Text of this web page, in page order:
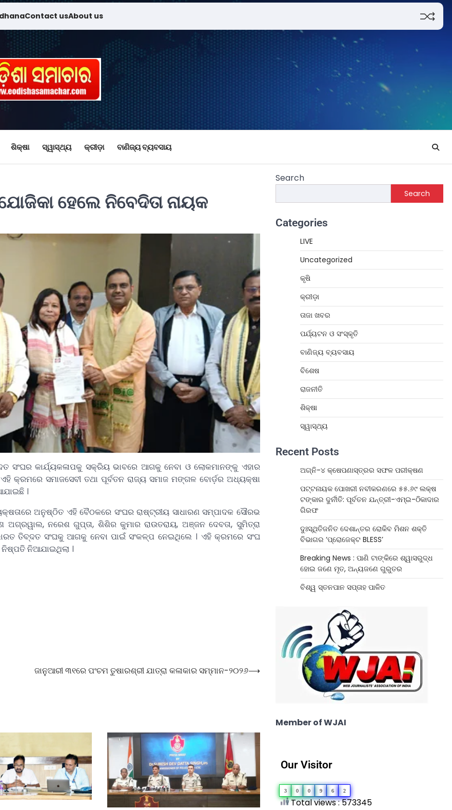
Contact usAbout us
ଶିକ୍ଷା ସ୍ୱାସ୍ଥ୍ୟ କ୍ରୀଡ଼ା ବାଣିଜ୍ୟ ବ୍ୟବସାୟ
ହେଲେ ନିବେଦିତା ନାୟକ
ସଂଘର କାର୍ଯ୍ୟକଳାପକୁ ସକ୍ରିୟ ଭାବରେ ଆଗକୁ ନେବା ଓ ଲୋକମାନଙ୍କୁ ଏହାର
କ୍ରମରେ ସମାଜସେବୀ ତଥା ପୂର୍ବତନ ରାଜ୍ୟ ସମାଜ ମଙ୍ଗଳ ବୋର୍ଡ଼ର ଅଧ୍ୟକ୍ଷା
।
ଅନୁଷ୍ଠିତ ଏହି ବୈଠକରେ ସଂଘର ରାଷ୍ଟ୍ରୀୟ ସାଧାରଣ ସମ୍ପାଦକ ସୌରଭ
ଅଗ୍ରୱାଲ, ନରେଶ ଗୁପ୍ତା, ଶିଶିର କୁମାର ରାଉତରାୟ, ଅଞ୍ଜନ ଦେବତା, ସୁମିତ୍ରା
ତିବ୍ଦତ ସଂଘକୁ ଆଗକୁ ନେବା ପାଇଁ ସଂକଳ୍ପ ନେଇଥିଲେ । ଏହି କ୍ରମରେ ସଂଘ
ନିଆଯାଇଥିଲା ।
ଜାନୁଆରୀ ୩୧ରେ ପଂଚମ ତୁଷାରଶ୍ରୀ ଯାତ୍ରା କଳାକାର ସମ୍ମାନ-୨୦୨୬⟶
Search
Search
Categories
LIVE
Uncategorized
କୃଷି
କ୍ରୀଡ଼ା
ତାଜା ଖବର
ପର୍ଯ୍ୟଟନ ଓ ସଂସ୍କୃତି
ବାଣିଜ୍ୟ ବ୍ୟବସାୟ
ବିଶେଷ
ରାଜନୀତି
ଶିକ୍ଷା
ସ୍ୱାସ୍ଥ୍ୟ
Recent Posts
ଅଗ୍ନି-୪ କ୍ଷେପଣାସ୍ତ୍ରର ସଫଳ ପରୀକ୍ଷଣ
ପଟ୍ଟନାୟକ ପୋଖରୀ ନବୀକରଣରେ ୫୫.୬୯ ଲକ୍ଷ
ଟଙ୍କାର ଦୁର୍ନୀତି: ପୂର୍ବତନ ଯନ୍ତ୍ରୀ-ଏମ୍‌ଇ-ଠିକାଦାର
ଗିରଫ
ଦୁଃସ୍ଥିତିଜନିତ ଦେଶାନ୍ତର ରୋକିବ ମିଶନ ଶକ୍ତି
ବିଭାଗର ‘ପ୍ରୋଜେକ୍ଟ BLESS’
Breaking News : ପାଣି ଟାଙ୍କିରେ ଶ୍ୱାସରୁଦ୍ଧ
ହୋଇ ଜଣେ ମୃତ, ଅନ୍ୟଜଣେ ଗୁରୁତର
ବିଶ୍ୱ ସ୍ତନପାନ ସପ୍ତାହ ପାଳିତ
Member of WJAI
Our Visitor
3 0 0 9 6 2
Total views : 573345